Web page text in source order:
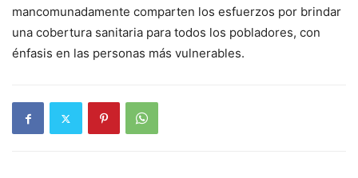
mancomunadamente comparten los esfuerzos por brindar
una cobertura sanitaria para todos los pobladores, con
énfasis en las personas más vulnerables.